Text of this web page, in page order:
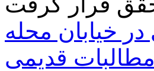
خیابان محله
قدیمی